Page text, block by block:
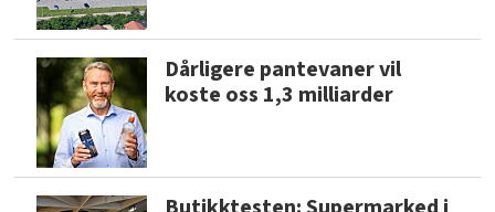
Dårligere pantevaner vil
koste oss 1,3 milliarder